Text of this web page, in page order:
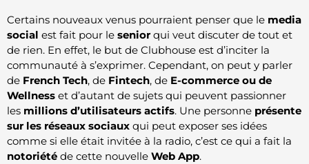
Certains nouveaux venus pourraient penser que le media
social est fait pour le senior qui veut discuter de tout et
de rien. En effet, le but de Clubhouse est d’inciter la
communauté à s’exprimer. Cependant, on peut y parler
de French Tech, de Fintech, de E-commerce ou de
Wellness et d’autant de sujets qui peuvent passionner
les millions d’utilisateurs actifs. Une personne présente
sur les réseaux sociaux qui peut exposer ses idées
comme si elle était invitée à la radio, c’est ce qui a fait la
notoriété de cette nouvelle Web App.